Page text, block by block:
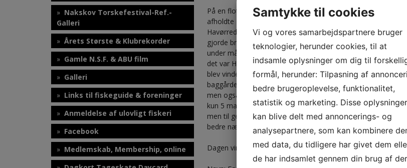
Nakskov Torskefestival-Ref.-
Galleri
Årets Største & Klubrekorder
Gamle N.S.F. & ABU film
Galleri
Links til fiskeguide & foreninger
Anmeldelse af ulovligt fiskeri
Facebook
Medlemskab, Membership, online
På en flot men regnfuld efterårsdag og med uret stillet
afholdte Nakskov Sportsfiskerforening efterårets
Havørred, konkurrencen var gratis at deltage i og det var der
gjorde brug af, der blev fanget en del Havørred hen over
under målet, de blev alle nænsomt genudsat, kun en
det var Hugo Andresen der kunne indveje en Havørred på
blev vinder af dagens konkurrence som på behørig vis blev
baggården, hvor vi denne gang trak spisningen ind i klubben,
men også et dårligt fremmøde til dagens indvejning og den
kun 5 mand var mødt op, så det blev ikke til de store
men til gengæld en masse pølser til de 5 fremmødte, det må
bedre næste gang….
Dagen vinder blev Hugo Andresen med en Havørred på 1,182
Samtykke til cookies
Vi og vores samarbejdspartnere bruger
teknologier, herunder cookies, til at
indsamle oplysninger om dig til
formål, herunder: Tilpasning af
bedre brugeroplevelse, funktionalitet,
statistik og marketing. Disse oplysninger
kan blive delt med annoncerings- og
analysepartnere, som kan kombinere
med data, du tidligere har givet dem
de har indsamlet gennem din brug af